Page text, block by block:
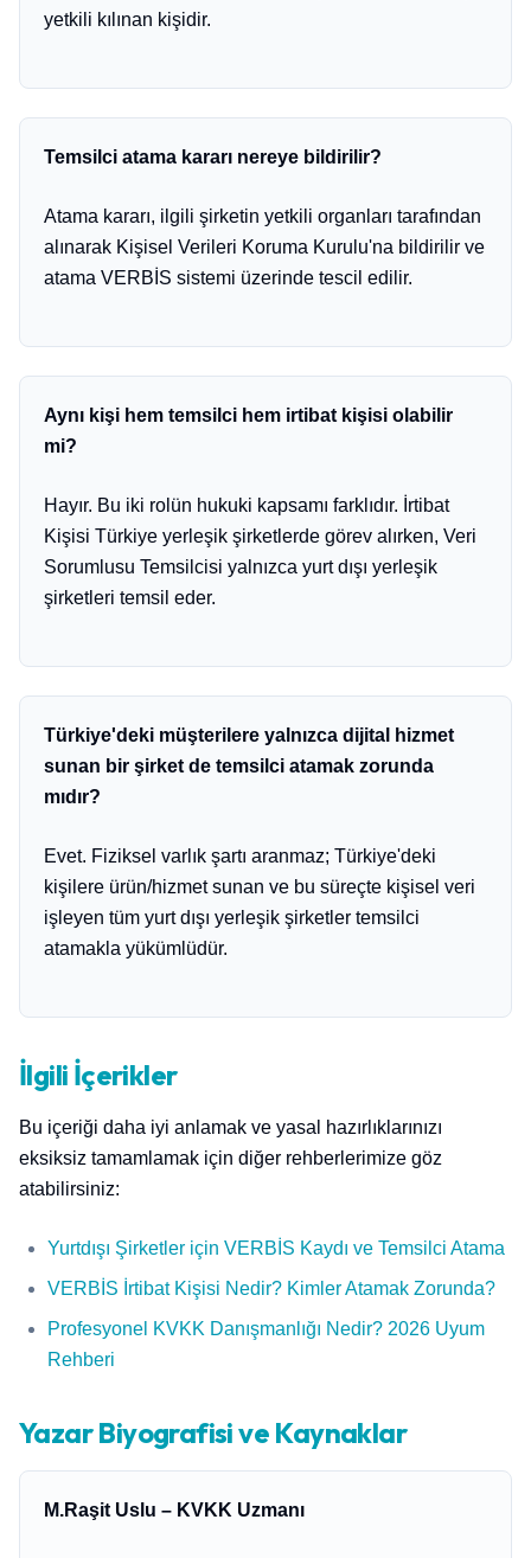
yetkili kılınan kişidir.
Temsilci atama kararı nereye bildirilir?
Atama kararı, ilgili şirketin yetkili organları tarafından
alınarak Kişisel Verileri Koruma Kurulu'na bildirilir ve
atama VERBİS sistemi üzerinde tescil edilir.
Aynı kişi hem temsilci hem irtibat kişisi olabilir
mi?
Hayır. Bu iki rolün hukuki kapsamı farklıdır. İrtibat
Kişisi Türkiye yerleşik şirketlerde görev alırken, Veri
Sorumlusu Temsilcisi yalnızca yurt dışı yerleşik
şirketleri temsil eder.
Türkiye'deki müşterilere yalnızca dijital hizmet
sunan bir şirket de temsilci atamak zorunda
mıdır?
Evet. Fiziksel varlık şartı aranmaz; Türkiye'deki
kişilere ürün/hizmet sunan ve bu süreçte kişisel veri
işleyen tüm yurt dışı yerleşik şirketler temsilci
atamakla yükümlüdür.
İlgili İçerikler
Bu içeriği daha iyi anlamak ve yasal hazırlıklarınızı
eksiksiz tamamlamak için diğer rehberlerimize göz
atabilirsiniz:
Yurtdışı Şirketler için VERBİS Kaydı ve Temsilci Atama
VERBİS İrtibat Kişisi Nedir? Kimler Atamak Zorunda?
Profesyonel KVKK Danışmanlığı Nedir? 2026 Uyum
Rehberi
Yazar Biyografisi ve Kaynaklar
M.Raşit Uslu – KVKK Uzmanı